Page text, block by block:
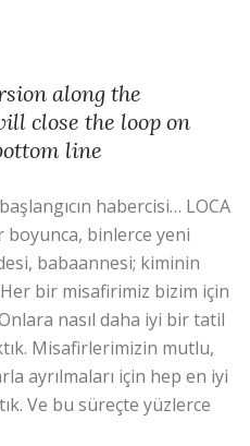
along the
close the loop on
line
habercisi… LOCA
boyunca, binlerce yeni
babaannesi; kiminin
bir misafirimiz bizim için
nasıl daha iyi bir tatil
Misafirlerimizin mutlu,
ayrılmaları için hep en iyi
Ve bu süreçte yüzlerce